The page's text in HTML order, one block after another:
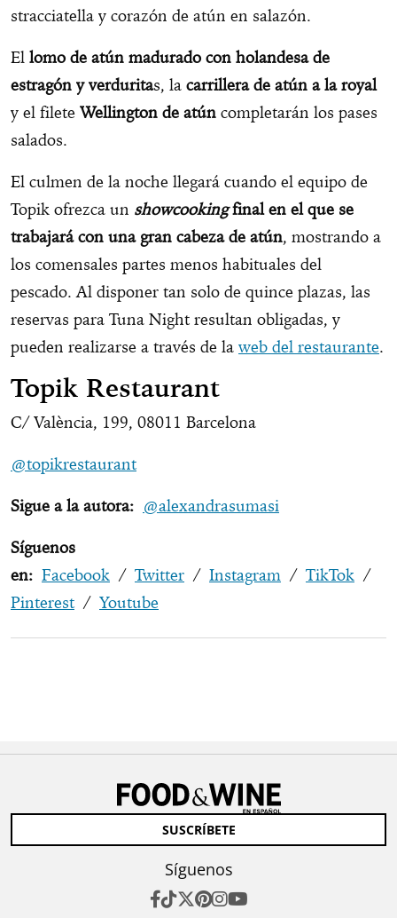
stracciatella y corazón de atún en salazón.
El lomo de atún madurado con holandesa de
estragón y verduritas, la carrillera de atún a la royal
y el filete Wellington de atún completarán los pases
salados.
El culmen de la noche llegará cuando el equipo de
Topik ofrezca un showcookingfinal en el que se
trabajará con una gran cabeza de atún, mostrando a
los comensales partes menos habituales del
pescado. Al disponer tan solo de quince plazas, las
reservas para Tuna Night resultan obligadas, y
pueden realizarse a través de la web del restaurante.
Topik Restaurant
C/ València, 199, 08011 Barcelona
@topikrestaurant
Sigue a la autora: @alexandrasumasi
Síguenos
en: Facebook / Twitter / Instagram / TikTok /
Pinterest / Youtube
SUSCRÍBETE
Síguenos